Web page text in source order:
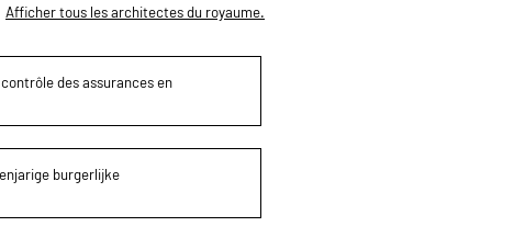
Afficher tous les architectes du royaume.
des assurances en
burgerlijke